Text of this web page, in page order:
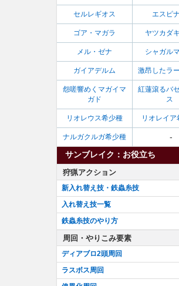
セルレギオス エスピ
ゴア・マガラ ヤツカダ
メル・ゼナ シャガル
ガイアデルム 激昂したラ
怨嗟響めくマガイマ
ガド
紅蓮滾るバ
ス
リオレウス希少種 リオレイア
ナルガクルガ希少種
-
サンブレイク：お役立ち
狩猟アクション
新入れ替え技・鉄蟲糸技
入れ替え技一覧
鉄蟲糸技のやり方
周回・やりこみ要素
ディアブロ2頭周回
ラスボス周回